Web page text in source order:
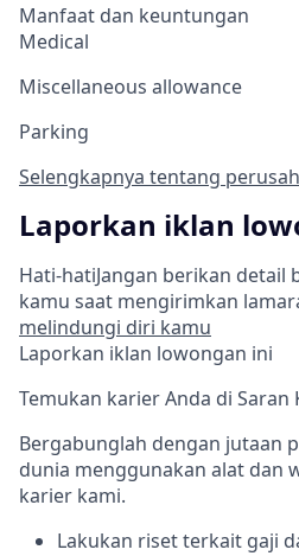
Manfaat dan keuntungan
Medical
Miscellaneous allowance
Parking
Selengkapnya tentang
Laporkan iklan
Hati-hatiJangan berikan
kamu saat mengirimkan
melindungi diri kamu
Laporkan iklan lowongan ini
Temukan karier Anda di Saran
Bergabunglah dengan jutaan
dunia menggunakan alat dan
karier kami.
Lakukan riset terkait gaji